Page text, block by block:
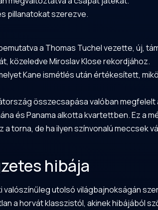
pillanatokat szerezve.
a Thomas Tuchel vezette, új,
közeledve Miroslav Klose rekordjához.
Kane ismétlés után értékesített,
összecsapása valóban megfelelt
és Panama alkotta kvartettben. Ez a
torna, de ha ilyen színvonalú meccsek
hibája
valószínűleg utolsó világbajnokságán
a horvát klasszistól, akinek hibájából